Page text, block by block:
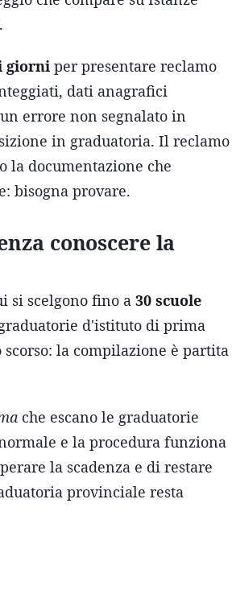
giorni per presentare reclamo
dati anagrafici
errore non segnalato in
in graduatoria. Il reclamo
la documentazione che
bisogna provare.
conoscere la
si scelgono fino a 30 scuole
d'istituto di prima
la compilazione è partita
che escano le graduatorie
e la procedura funziona
la scadenza e di restare
provinciale resta